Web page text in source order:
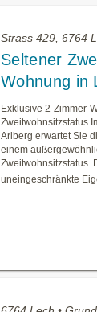
Strass 429, 6764
Seltener
Wohnung in
Exklusive 2-Zimmer-
Zweitwohnsitzstatus
Arlberg erwartet Sie
einem
Zweitwohnsitzstatus.
uneingeschränkte